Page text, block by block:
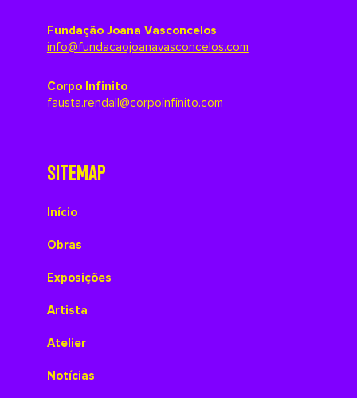
Fundação Joana Vasconcelos
info@fundacaojoanavasconcelos.com
Corpo Infinito
fausta.rendall@corpoinfinito.com
SITEMAP
Início
Obras
Exposições
Artista
Atelier
Notícias